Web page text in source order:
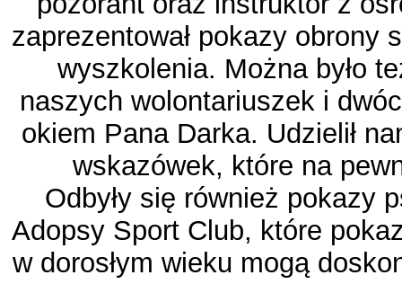
zaprezentował pokazy obrony
wyszkolenia. Można było
naszych wolontariuszek i
okiem Pana Darka. Udzielił
wskazówek, które na
Odbyły się również pokazy
Adopsy Sport Club, które
w dorosłym wieku mogą